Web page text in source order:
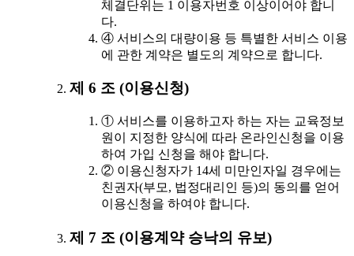
체결단위는 1 이용자번호 이상이어야 합니
다.
④ 서비스의 대량이용 등 특별한 서비스 이용
에 관한 계약은 별도의 계약으로 합니다.
제 6 조 (이용신청)
① 서비스를 이용하고자 하는 자는 교육정보
원이 지정한 양식에 따라 온라인신청을 이용
하여 가입 신청을 해야 합니다.
② 이용신청자가 14세 미만인자일 경우에는
친권자(부모, 법정대리인 등)의 동의를 얻어
이용신청을 하여야 합니다.
제 7 조 (이용계약 승낙의 유보)